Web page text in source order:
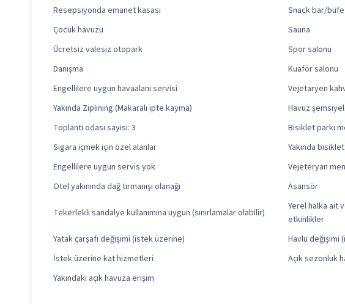
Resepsiyonda emanet kasası
Snack bar/büfe
Çocuk havuzu
Sauna
Ücretsiz valesiz otopark
Spor salonu
Danışma
Kuaför salonu
Engellilere uygun havaalanı servisi
Vejetaryen
Yakında Ziplining (Makaralı ipte kayma)
Havuz
Toplantı odası sayısı: 3
Bisiklet parkı
Sigara içmek için özel alanlar
Yakında
Engellilere uygun servis yok
Vejeteryan
Otel yakınında dağ tırmanışı olanağı
Asansör
Tekerlekli sandalye kullanımına uygun (sınırlamalar olabilir)
Yerel halka ait
etkinlikler
Yatak çarşafı değişimi (istek üzerine) Havlu değişimi
İstek üzerine kat hizmetleri
Açık sezonluk
Yakındaki açık havuza erişim